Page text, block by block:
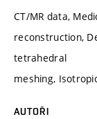
CT/MR data,
reconstruction,
tetrahedral
meshing,
AUTOŘI